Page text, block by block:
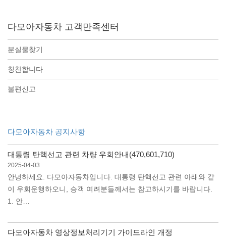
다모아자동차 고객만족센터
분실물찾기
칭찬합니다
불편신고
다모아자동차 공지사항
대통령 탄핵선고 관련 차량 우회안내(470,601,710)
2025-04-03
안녕하세요. 다모아자동차입니다. 대통령 탄핵선고 관련 아래와 같
이 우회운행하오니, 승객 여려분들께서는 참고하시기를 바랍니다.
1. 안…
다모아자동차 영상정보처리기기 가이드라인 개정